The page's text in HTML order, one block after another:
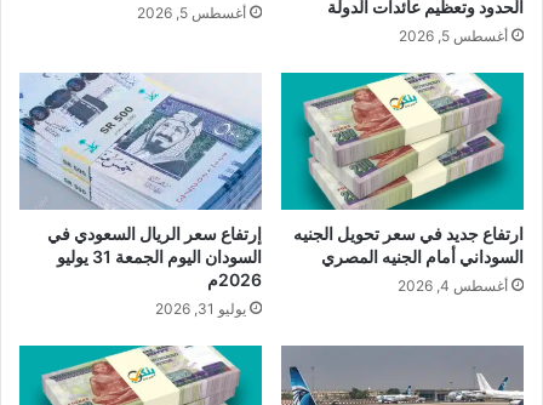
الحدود وتعظيم عائدات الدولة
أغسطس 5, 2026
أغسطس 5, 2026
ارتفاع جديد في سعر تحويل الجنيه
السوداني أمام الجنيه المصري
أغسطس 4, 2026
إرتفاع سعر الريال السعودي في
السودان اليوم الجمعة 31 يوليو
2026م
يوليو 31, 2026